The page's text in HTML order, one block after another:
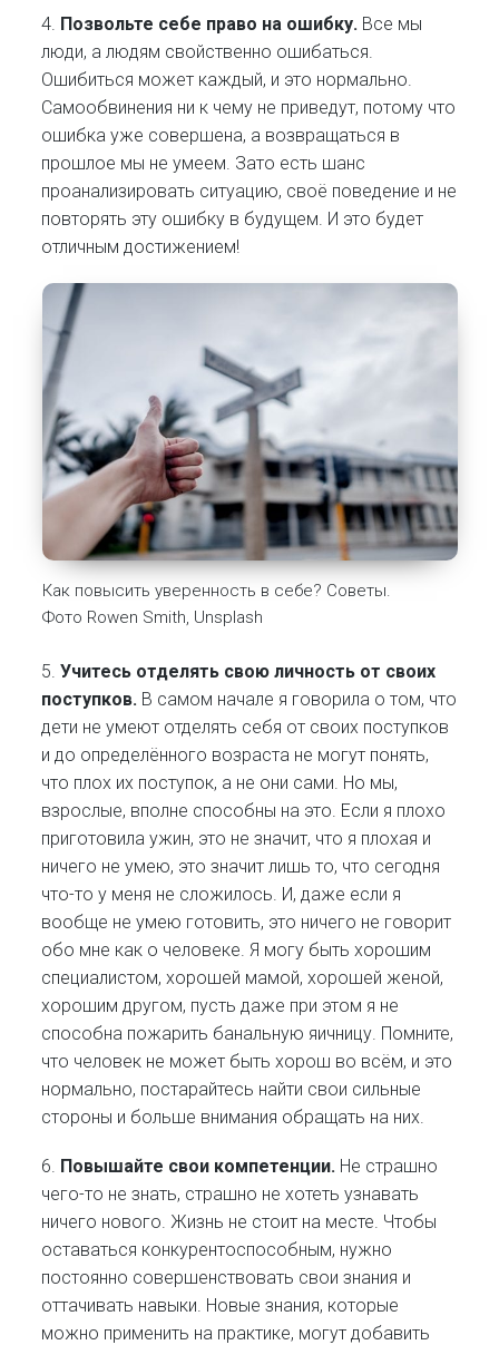
4. Позвольте себе право на ошибку. Все мы
люди, а людям свойственно ошибаться.
Ошибиться может каждый, и это нормально.
Самообвинения ни к чему не приведут, потому что
ошибка уже совершена, а возвращаться в
прошлое мы не умеем. Зато есть шанс
проанализировать ситуацию, своё поведение и не
повторять эту ошибку в будущем. И это будет
отличным достижением!
Как повысить уверенность в себе? Советы.
Фото Rowen Smith, Unsplash
5.Учитесь отделять свою личность от своих
поступков. В самом начале я говорила о том, что
дети не умеют отделять себя от своих поступков
и до определённого возраста не могут понять,
что плох их поступок, а не они сами. Но мы,
взрослые, вполне способны на это. Если я плохо
приготовила ужин, это не значит, что я плохая и
ничего не умею, это значит лишь то, что сегодня
что-то у меня не сложилось. И, даже если я
вообще не умею готовить, это ничего не говорит
обо мне как о человеке. Я могу быть хорошим
специалистом, хорошей мамой, хорошей женой,
хорошим другом, пусть даже при этом я не
способна пожарить банальную яичницу. Помните,
что человек не может быть хорош во всём, и это
нормально, постарайтесь найти свои сильные
стороны и больше внимания обращать на них.
6. Повышайте свои компетенции. Не страшно
чего-то не знать, страшно не хотеть узнавать
ничего нового. Жизнь не стоит на месте. Чтобы
оставаться конкурентоспособным, нужно
постоянно совершенствовать свои знания и
оттачивать навыки. Новые знания, которые
можно применить на практике, могут добавить